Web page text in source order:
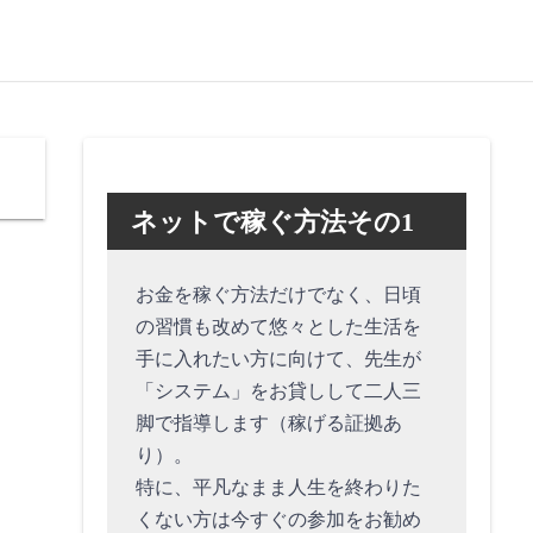
ネットで稼ぐ方法その1
お金を稼ぐ方法だけでなく、日頃
の習慣も改めて悠々とした生活を
手に入れたい方に向けて、先生が
「システム」をお貸しして二人三
脚で指導します（稼げる証拠あ
り）。
特に、平凡なまま人生を終わりた
くない方は今すぐの参加をお勧め